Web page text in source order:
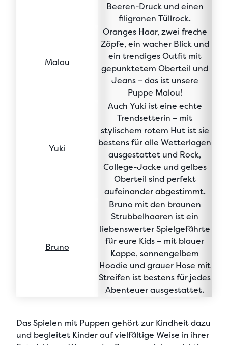
Beeren-Druckund einen
filigranen Tüllrock.
Malou
Oranges Haar, zwei freche
Zöpfe, ein wacher Blick und
ein trendiges Outfit mit
gepunktetem Oberteil und
Jeans – das ist unsere
Puppe Malou!
Yuki
Auch Yuki ist eine echte
Trendsetterin – mit
stylischem rotem Hut ist sie
bestens für alle Wetterlagen
ausgestattet und Rock,
College-Jacke und gelbes
Oberteil sind perfekt
aufeinander abgestimmt.
Bruno
Bruno mit den braunen
Strubbelhaaren ist ein
liebenswerter Spielgefährte
für eure Kids – mit blauer
Kappe, sonnengelbem
Hoodie und grauer Hose mit
Streifen ist bestens für jedes
Abenteuer ausgestattet.
Das Spielen mit Puppen gehört zur Kindheit dazu
und begleitet Kinder auf vielfältige Weise in ihrer